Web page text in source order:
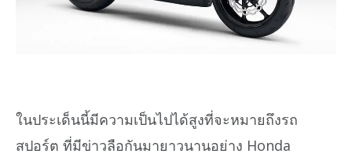
ในประเด็นนี้มีความเป็นไปได้สูงที่จะหมายถึงรถ
สปอร์ต ที่มีข่าวลือกันมายาวนานอย่าง Honda